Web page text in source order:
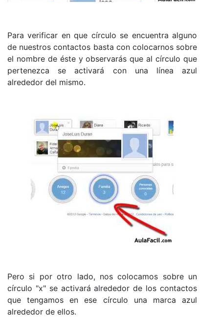
Para verificar en que círculo se encuentra alguno
de nuestros contactos basta con colocarnos sobre
el nombre de éste y observarás que al círculo que
pertenezca se activará con una línea azul
alrededor del mismo.
Pero si por otro lado, nos colocamos sobre un
círculo "x" se activará alrededor de los contactos
que tengamos en ese círculo una marca azul
alrededor de ellos.